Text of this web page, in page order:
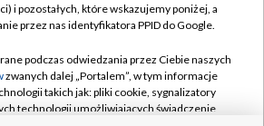
Cyfrowa
Pomoc
Kontakt
i pozostałych, które wskazujemy poniżej, a
przez nas identyfikatora PPID do Google.
podczas odwiedzania przez Ciebie naszych
zwanych dalej „Portalem”, w tym informacje
takich jak: pliki cookie, sygnalizatory
technologii umożliwiających świadczenie